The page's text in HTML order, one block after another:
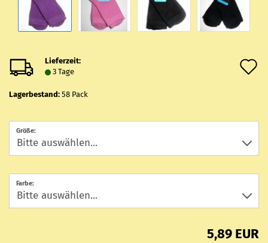
Lieferzeit:
3 Tage
Lagerbestand: 58 Pack
Größe:
Farbe:
5,89 EUR